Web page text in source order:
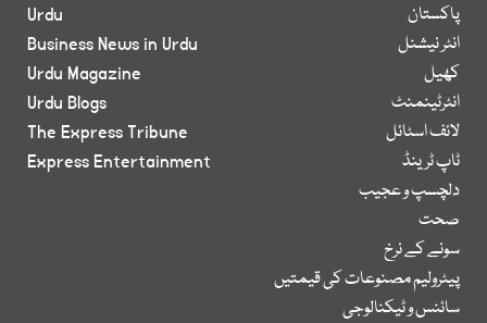
پاکستان
انٹر نیشنل
کھیل
انٹرٹینمنٹ
لائف اسٹائل
ٹاپ ٹرینڈ
دلچسپ و عجیب
صحت
سونے کے نرخ
پیٹرولیم مصنوعات کی قیمتیں
سائنس و ٹیکنالوجی
Urdu
Business News in Urdu
Urdu Magazine
Urdu Blogs
The Express Tribune
Express Entertainment